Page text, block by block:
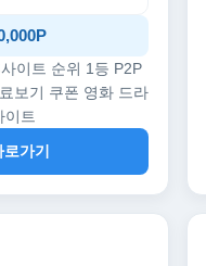
이트 순위 1등 P2P
보기 쿠폰 영화 드라
이트
가기